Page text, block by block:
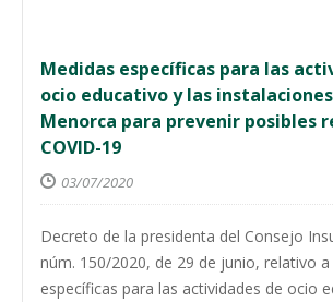
Medidas específicas para las
ocio educativo y las
Menorca para prevenir posibles
COVID-19
03/07/2020
Decreto de la presidenta del Consejo
núm. 150/2020, de 29 de junio, relativo
específicas para las actividades de ocio